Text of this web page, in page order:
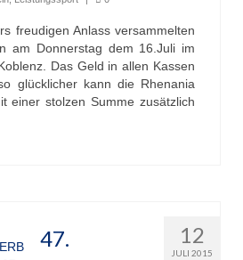
freudigen Anlass versammelten
am Donnerstag dem 16.Juli im
Das Geld in allen Kassen
glücklicher kann die Rhenania
einer stolzen Summe zusätzlich
12
JULI 2015
47.